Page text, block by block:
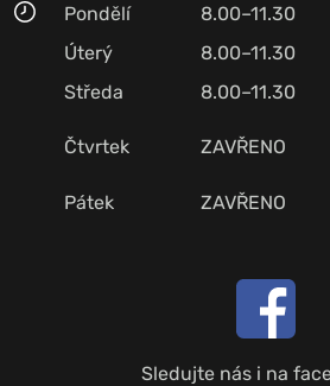
Pondělí 8.00–11.30
Úterý
8.00–11.30
Středa
8.00–11.30
Čtvrtek ZAVŘENO
Pátek
ZAVŘENO
Sledujte nás i na